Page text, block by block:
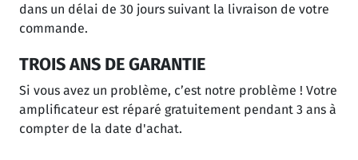
dans un délai de 30 jours suivant la livraison de votre
commande.
TROIS ANS DE GARANTIE
Si vous avez un problème, c’est notre problème ! Votre
amplificateur est réparé gratuitement pendant 3 ans à
compter de la date d'achat.